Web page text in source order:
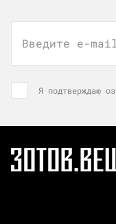
Введите e-mail
Я подтверждаю